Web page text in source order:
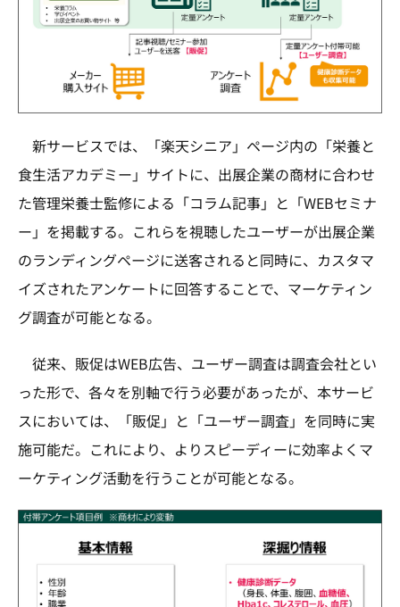
新サービスでは、「楽天シニア」ページ内の「栄養と
食生活アカデミー」サイトに、出展企業の商材に合わせ
た管理栄養士監修による「コラム記事」と「WEBセミナ
ー」を掲載する。これらを視聴したユーザーが出展企業
のランディングページに送客されると同時に、カスタマ
イズされたアンケートに回答することで、マーケティン
グ調査が可能となる。
従来、販促はWEB広告、ユーザー調査は調査会社とい
った形で、各々を別軸で行う必要があったが、本サービ
スにおいては、「販促」と「ユーザー調査」を同時に実
施可能だ。これにより、よりスピーディーに効率よくマ
ーケティング活動を行うことが可能となる。